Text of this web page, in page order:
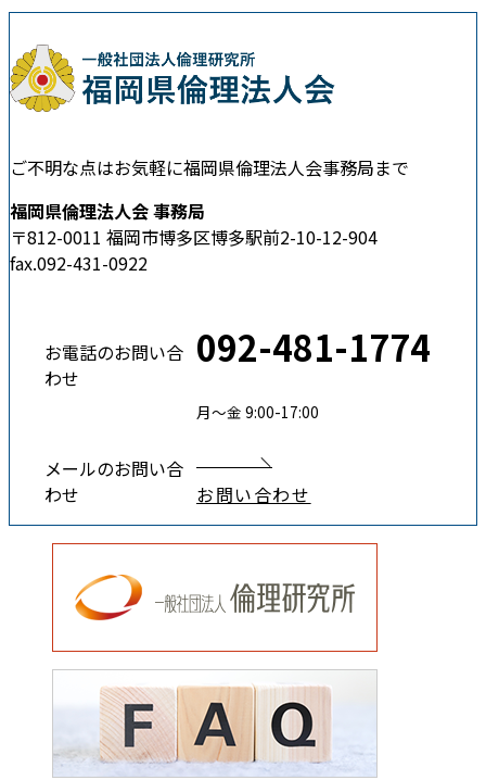
ご不明な点はお気軽に福岡県倫理法人会事務局まで
福岡県倫理法人会 事務局
〒812-0011 福岡市博多区博多駅前2-10-12-904
fax.092-431-0922
お電話のお問い合
わせ
092-481-1774
月〜金 9:00-17:00
メールのお問い合
わせ
お問い合わせ